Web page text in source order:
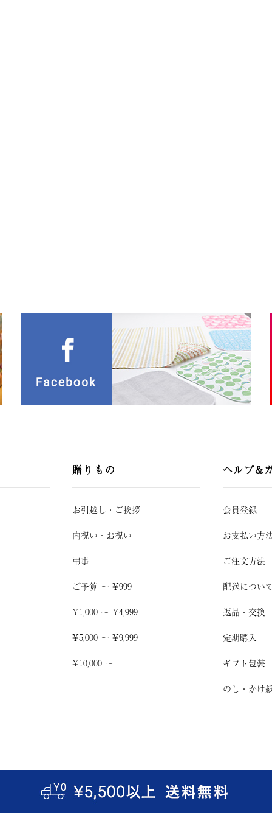
贈りもの
お引越し ・ ご挨拶
内祝い・お祝い
弔事
ご予算 〜 ¥999
¥1,000 〜 ¥4,999
¥5,000 〜 ¥9,999
¥10,000 〜
ヘルプ&
会員登録
お支払い方
ご注文方法
配送につい
返品・交換
定期購入
ギフト包装
のし・かけ